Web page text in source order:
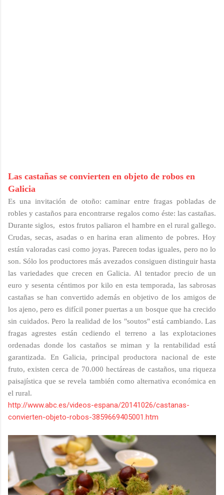
Las castañas se convierten en objeto de robos en
Galicia
Es una invitación de otoño: caminar entre fragas pobladas de
robles y castaños para encontrarse regalos como éste: las castañas.
Durante siglos, estos frutos paliaron el hambre en el rural gallego.
Crudas, secas, asadas o en harina eran alimento de pobres. Hoy
están valoradas casi como joyas. Parecen todas iguales, pero no lo
son. Sólo los productores más avezados consiguen distinguir hasta
las variedades que crecen en Galicia. Al tentador precio de un
euro y sesenta céntimos por kilo en esta temporada, las sabrosas
castañas se han convertido además en objetivo de los amigos de
los ajeno, pero es difícil poner puertas a un bosque que ha crecido
sin cuidados. Pero la realidad de los "soutos" está cambiando. Las
fragas agrestes están cediendo el terreno a las explotaciones
ordenadas donde los castaños se miman y la rentabilidad está
garantizada. En Galicia, principal productora nacional de este
fruto, existen cerca de 70.000 hectáreas de castaños, una riqueza
paisajística que se revela también como alternativa económica en
el rural.
http://www.abc.es/videos-espana/20141026/castanas-
convierten-objeto-robos-3859669405001.htm